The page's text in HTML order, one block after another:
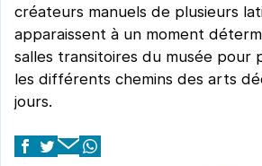
créateurs manuels de plusieurs
apparaissent à un moment
salles transitoires du musée pour
les différents chemins des arts
jours.